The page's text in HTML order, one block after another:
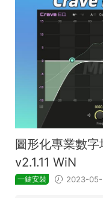
圖形化專業數
v2.1.11 WiN
一鍵安裝 2023-